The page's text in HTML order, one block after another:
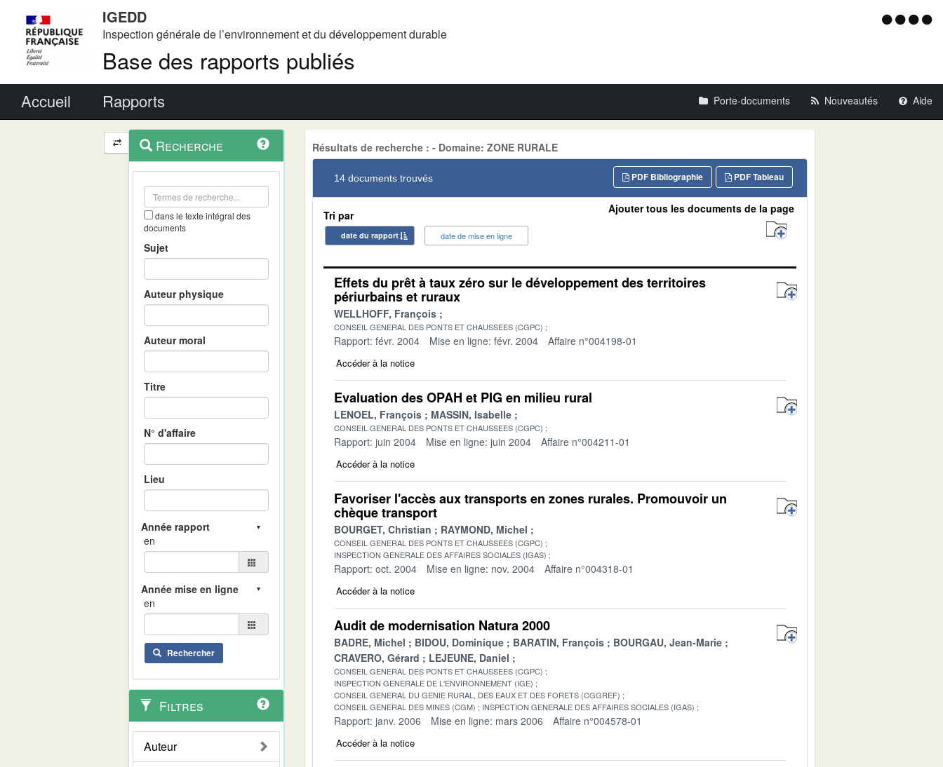
IGEDD
Inspection générale de l’environnement et du développement durable
Base des rapports publiés
Menu
Accueil Rapports Porte-documents Nouveautés Aide
Navigation
et
outils
contextuel
Recherche
dans le texte intégral des
documents
Sujet
Auteur physique
Auteur moral
Titre
N° d'affaire
Lieu
en
en
Rechercher
Filtres
Auteur
Résultats de recherche : - Domaine: ZONE RURALE
14 documents trouvés PDF Tableau
PDF Bibliographie
Tri par
date du rapport date de mise en ligne
Ajouter tous les documents de la page
Effets du prêt à taux zéro sur le développement des territoires
périurbains et ruraux
WELLHOFF, François
CONSEIL GENERAL DES PONTS ET CHAUSSEES (CGPC)
Rapport: févr. 2004 Mise en ligne: févr. 2004 Affaire n°004198-01
Accéder à la notice
Evaluation des OPAH et PIG en milieu rural
LENOEL, François MASSIN, Isabelle
CONSEIL GENERAL DES PONTS ET CHAUSSEES (CGPC)
Rapport: juin 2004 Mise en ligne: juin 2004 Affaire n°004211-01
Accéder à la notice
Favoriser l'accès aux transports en zones rurales. Promouvoir un
chèque transport
BOURGET, Christian RAYMOND, Michel
CONSEIL GENERAL DES PONTS ET CHAUSSEES (CGPC)
INSPECTION GENERALE DES AFFAIRES SOCIALES (IGAS)
Rapport: oct. 2004 Mise en ligne: nov. 2004 Affaire n°004318-01
Accéder à la notice
Audit de modernisation Natura 2000
BADRE, Michel BIDOU, Dominique BARATIN, François
BOURGAU, Jean-Marie
CRAVERO, Gérard
LEJEUNE, Daniel
CONSEIL GENERAL DES PONTS ET CHAUSSEES (CGPC)
INSPECTION GENERALE DE L'ENVIRONNEMENT (IGE)
CONSEIL GENERAL DU GENIE RURAL, DES EAUX ET DES FORETS (CGGREF)
CONSEIL GENERAL DES MINES (CGM)
INSPECTION GENERALE DES AFFAIRES SOCIALES (IGAS)
Rapport: janv. 2006 Mise en ligne: mars 2006 Affaire n°004578-01
Accéder à la notice